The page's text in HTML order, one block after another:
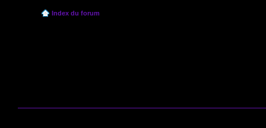
Index du forum